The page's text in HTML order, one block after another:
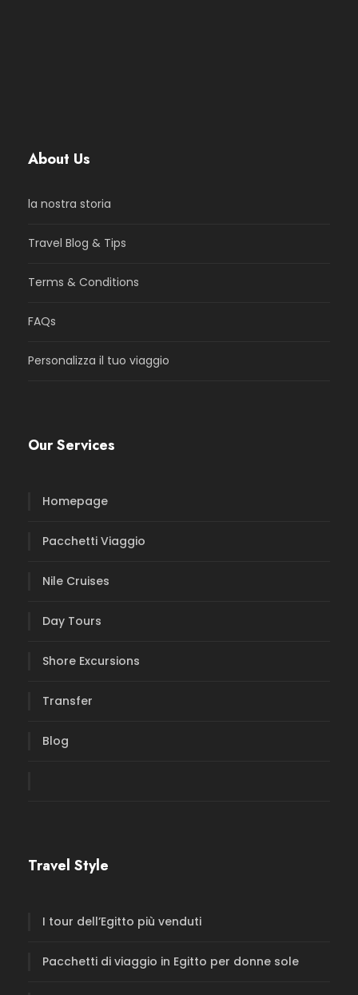
About Us
la nostra storia
Travel Blog & Tips
Terms & Conditions
FAQs
Personalizza il tuo viaggio
Our Services
Homepage
Pacchetti Viaggio
Nile Cruises
Day Tours
Shore Excursions
Transfer
Blog
Travel Style
I tour dell’Egitto più venduti
Pacchetti di viaggio in Egitto per donne sole